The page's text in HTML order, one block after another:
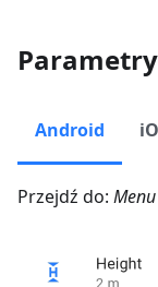
Android
Przejdź do: